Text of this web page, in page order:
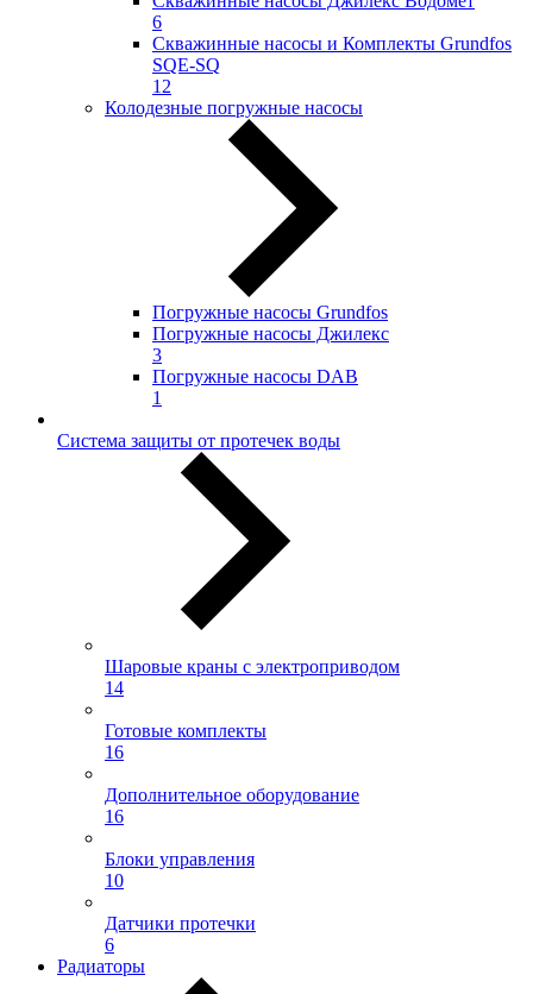
6
Скважинные насосы и Комплекты Grundfos
SQE-SQ
12
Колодезные погружные насосы
Погружные насосы Grundfos
Погружные насосы Джилекс
3
Погружные насосы DAB
1
Система защиты от протечек воды
Шаровые краны с электроприводом
14
Готовые комплекты
16
Дополнительное оборудование
16
Блоки управления
10
Датчики протечки
6
Радиаторы